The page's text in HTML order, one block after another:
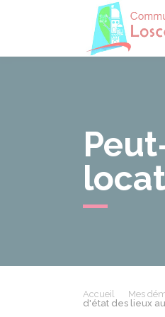
Accueil Mes
d'état des lieux